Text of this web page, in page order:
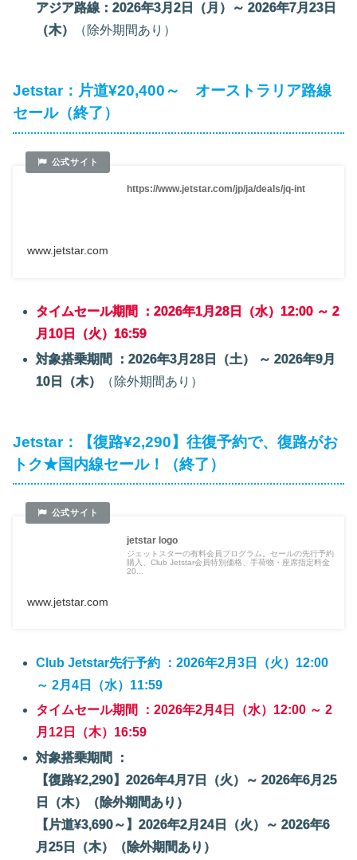
アジア路線：2026年3月2日（月）～ 2026年7月23日
（木）
（除外期間あり）
Jetstar：片道¥20,400～ オーストラリア路線
セール（終了）
https://www.jetstar.com/jp/ja/deals/jq-int
www.jetstar.com
タイムセール期間 ：2026年1月28日（水）12:00 ～ 2
月10日（火）16:59
対象搭乗期間 ：2026年3月28日（土） ～ 2026年9月
10日（木）
（除外期間あり）
Jetstar：【復路¥2,290】往復予約で、復路がお
トク★国内線セール！（終了）
jetstar logo
ジェットスターの有料会員プログラム。セールの先行予約
購入、Club Jetstar会員特別価格、手荷物・座席指定料金
20...
www.jetstar.com
Club Jetstar先行予約 ：2026年2月3日（火）12:00
～ 2月4日（水）11:59
タイムセール期間 ：2026年2月4日（水）12:00 ～ 2
月12日（木）16:59
対象搭乗期間 ：
【復路¥2,290】2026年4月7日（火）～ 2026年6月25
日（木）（除外期間あり）
【片道¥3,690～】2026年2月24日（火）～ 2026年6
月25日（木）（除外期間あり）